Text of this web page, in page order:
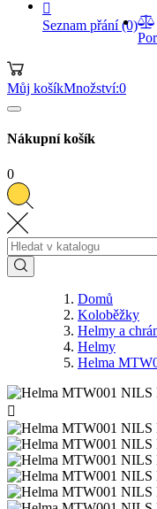

Seznam přání(0)
Můj košíkMnožství:0
Nákupní košík
0
Domů
Koloběžky
Helmy a
Helmy
Helma
